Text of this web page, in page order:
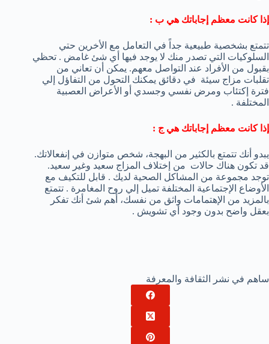
إذا كانت معظم إجاباتك هي ب :
تتمتع بشخصية طبيعية جداً في التعامل مع الأخرين حتي
السلوكيات التي تصدر منك لا يوجد فيها أي شئ غامض . تحظي
بقبول من الأفراد عند التواصل معهم. يمكن أن تعاني من
تقلبات مزاج سيئة في دقائق يمكنك التحول من التفاؤل إلي
فترة إكتئاب ومرض نفسي وجسدي أو الأعراض العصبية
المختلفة .
إذا كانت معظم إجاباتك هي ج :
يبدو أنك تتمتع بالكثير من البهجة، شخص متوازن في إنفعالاتك.
قد تكون هناك حالات من إختلاف المزاج سعيد وغير سعيد.
توجد مجموعة من المشاكل الصحية لديك . قابل للتكيف مع
الأوضاع الإجتماعية المختلفة تميل إلي روح المغامرة . تتمتع
بالمزيد من الإهتمامات واثق من نفسك، أهم شئ أنك تفكر
بعقل واضح بدون وجود أي تشويش .
ساهم في نشر الثقافة والمعرفة